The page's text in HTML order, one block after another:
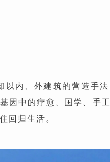
内、外建筑的营造手
因中的疗愈、国学、手
回归生活。